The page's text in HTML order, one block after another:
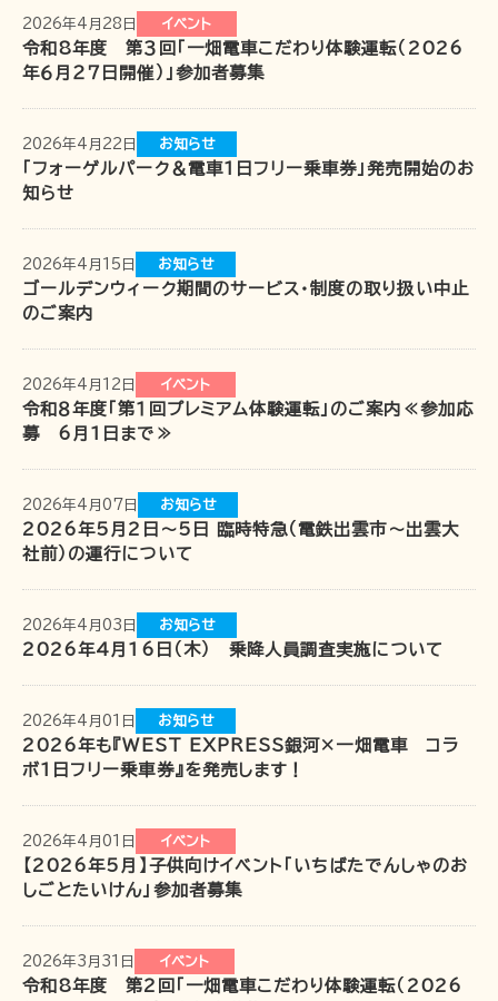
企業情報
一畑電車の社会的責任について
一畑電車活性化協議会
一畑電車国民保護業務計画（PDF）
SDGsの取り組み
広告掲出
〒691-0001 島根県出雲市平田町2226
松江しんじ湖温泉駅 TEL 0852-21-2429
雲州平田駅 TEL 0852-21-2429
川跡駅
電鉄出雲市駅 TEL 0852-21-2429
出雲大社前駅
団体･貸切･イベント･取材等のお問い合わせ
営業部営業課（雲州平田駅2階） TEL 0853-62-3383
2026年4月28日 イベント
令和8年度 第３回「一畑電車こだわり体験運転（2026
年６月２７日開催）」参加者募集
2026年4月22日 お知らせ
「フォーゲルパーク＆電車1日フリー乗車券」発売開始のお
知らせ
2026年4月15日 お知らせ
ゴールデンウィーク期間のサービス・制度の取り扱い中止
のご案内
2026年4月12日 イベント
令和８年度「第１回プレミアム体験運転」のご案内≪参加応
募 6月1日まで≫
2026年4月07日 お知らせ
2026年5月2日～5日 臨時特急（電鉄出雲市～出雲大
社前）の運行について
2026年4月03日 お知らせ
2026年4月16日（木） 乗降人員調査実施について
2026年4月01日 お知らせ
2026年も『WEST EXPRESS銀河×一畑電車 コラ
ボ1日フリー乗車券』を発売します！
2026年4月01日 イベント
【2026年5月】子供向けイベント「いちばたでんしゃのお
しごとたいけん」参加者募集
2026年3月31日 イベント
令和8年度 第2回「一畑電車こだわり体験運転（2026